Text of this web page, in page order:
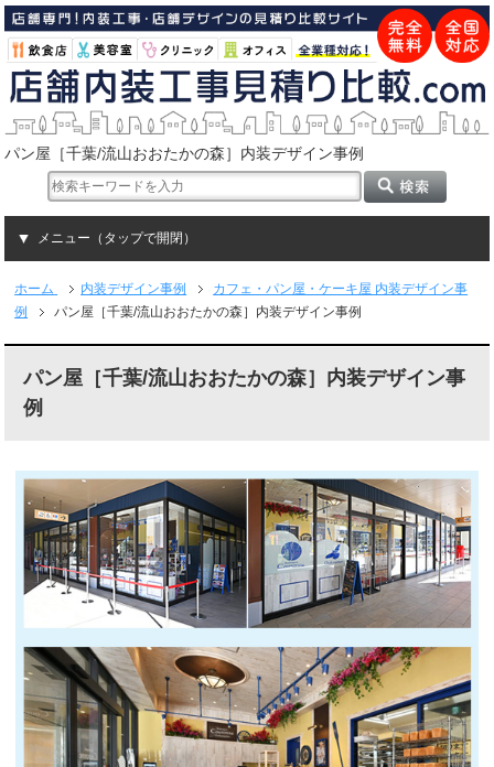
パン屋［千葉/流山おおたかの森］内装デザイン事例
メニュー（タップで開閉）
ホーム 内装デザイン事例
カフェ・パン屋・ケーキ屋 内装デザイン事
例
パン屋［千葉/流山おおたかの森］内装デザイン事例
パン屋［千葉/流山おおたかの森］内装デザイン事
例